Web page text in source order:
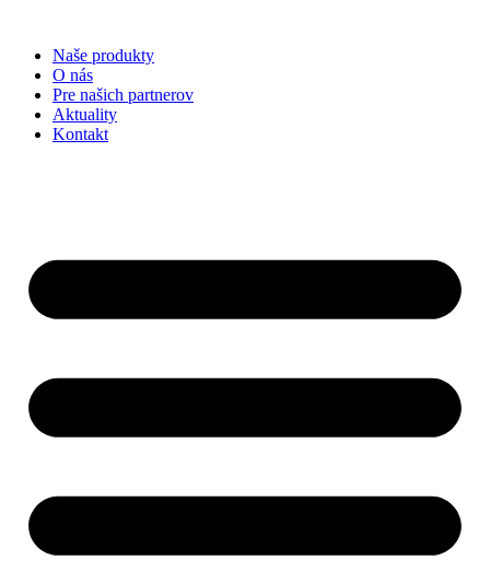
obsah
Naše produkty
O nás
Pre našich partnerov
Aktuality
Kontakt